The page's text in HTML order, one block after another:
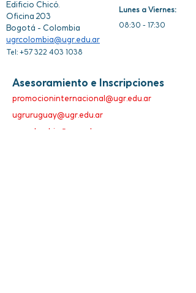
Edificio Chicó.
Oficina 203
Bogotá - Colombia
ugrcolombia@ugr.edu.ar
Tel: +57 322 403 1038
Lunes a Viernes:
08:30 - 17:30
Asesoramiento e Inscripciones
promocioninternacional@ugr.edu.ar
ugruruguay@ugr.edu.ar
ugrcolombia@ugr.edu.ar